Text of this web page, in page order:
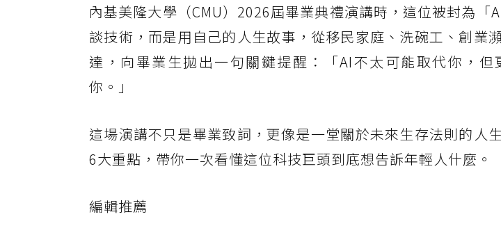
內基美隆大學（CMU）2026屆畢業典禮演講時，這位被封為「
談技術，而是用自己的人生故事，從移民家庭、洗碗工、創業
達，向畢業生拋出一句關鍵提醒：「AI不太可能取代你，
你。」
這場演講不只是畢業致詞，更像是一堂關於未來生存法則的人
6大重點，帶你一次看懂這位科技巨頭到底想告訴年輕人什麼。
編輯推薦